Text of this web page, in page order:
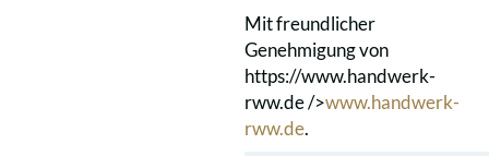
Mit freundlicher
Genehmigung von
https://www.handwerk-
rww.de />www.handwerk-
rww.de.